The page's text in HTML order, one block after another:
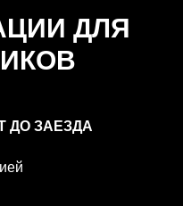
ДЛЯ
ДО ЗАЕЗДА